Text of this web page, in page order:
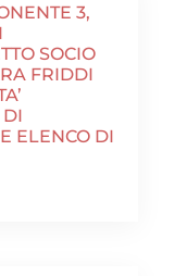
3,
SOCIO
FRIDDI
DI
ELENCO DI